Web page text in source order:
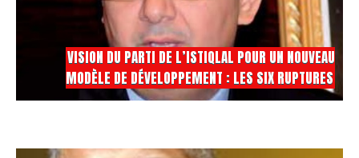
VISION DU PARTI DE L’ISTIQLAL POUR UN NOUVEAU
MODÈLE DE DÉVELOPPEMENT : LES SIX RUPTURES